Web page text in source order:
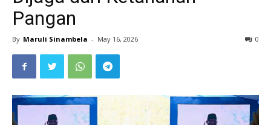
Pangan
By Maruli Sinambela - May 16, 2026 0